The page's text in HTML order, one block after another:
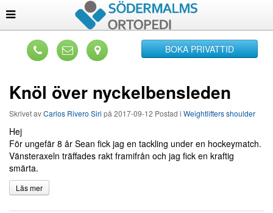
BOKA PRIVATTID
Knöl över nyckelbensleden
Skrivet avCarlos Rivero Siri på 2017-09-12 Postad i Weightlifters shoulder
Hej
För ungefär 8 år Sean fick jag en tackling under en hockeymatch.
Vänsteraxeln träffades rakt framifrån och jag fick en kraftig
smärta.
Läs mer